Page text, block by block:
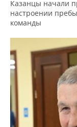
Казанцы начали
настроении
команды